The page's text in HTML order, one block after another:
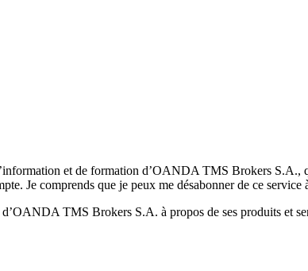
et de formation d’OANDA TMS Brokers S.A.,
Je comprends que je peux me désabonner de ce service
TMS Brokers S.A. à propos de ses produits et